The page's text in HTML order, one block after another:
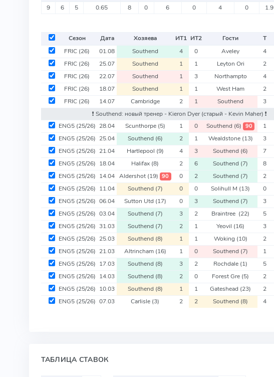
9 6 5 0.65 8 0 6 0 4 0 1.9
Сезон Дата Хозяева ИТ1 ИТ2 Гости Т
FRIC (26) 01.08 Southend 4 0 Aveley 4
FRIC (26) 25.07 Southend 1 1 Leyton Ori 2
FRIC (26) 22.07 Southend 1 3 Northampto 4
FRIC (26) 18.07 Southend 1 1 West Ham 2
FRIC (26) 14.07 Cambridge 2 1 Southend 3
❗️ Southend: новый тренер - Kieron Dyer(старый - Kevin Maher) ❗️
ENG5 (25/26) 28.04 Scunthorpe (5) 1 0 Southend (6) 90 1
ENG5 (25/26) 25.04 Southend (6) 2 1 Wealdstone (13) 3
ENG5 (25/26) 21.04 Hartlepool (9) 4 3 Southend (6) 7
ENG5 (25/26) 18.04 Halifax (8) 2 6 Southend (7) 8
ENG5 (25/26) 14.04 Aldershot (19) 90 0 2 Southend (7) 2
ENG5 (25/26) 11.04 Southend (7) 0 0 Solihull M (13) 0
ENG5 (25/26) 06.04 Sutton Utd (17) 0 3 Southend (7) 3
ENG5 (25/26) 03.04 Southend (7) 3 2 Braintree (22) 5
ENG5 (25/26) 31.03 Southend (7) 2 1 Yeovil (16) 3
ENG5 (25/26) 25.03 Southend (8) 1 1 Woking (10) 2
ENG5 (25/26) 21.03 Altrincham (16) 1 0 Southend (7) 1
ENG5 (25/26) 17.03 Southend (8) 3 2 Rochdale (1) 5
ENG5 (25/26) 14.03 Southend (8) 2 0 Forest Gre (5) 2
ENG5 (25/26) 10.03 Southend (8) 1 1 Gateshead (23) 2
ENG5 (25/26) 07.03 Carlisle (3) 2 2 Southend (8) 4
ТАБЛИЦА СТАВОК